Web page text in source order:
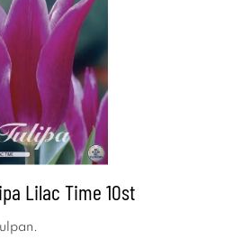
Lilac Time 10st